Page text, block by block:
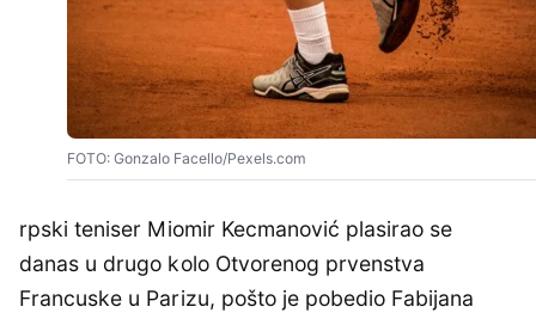
FOTO: Gonzalo Facello/Pexels.com
rpski teniser Miomir Kecmanović plasirao se
danas u drugo kolo Otvorenog prvenstva
Francuske u Parizu, pošto je pobedio Fabijana